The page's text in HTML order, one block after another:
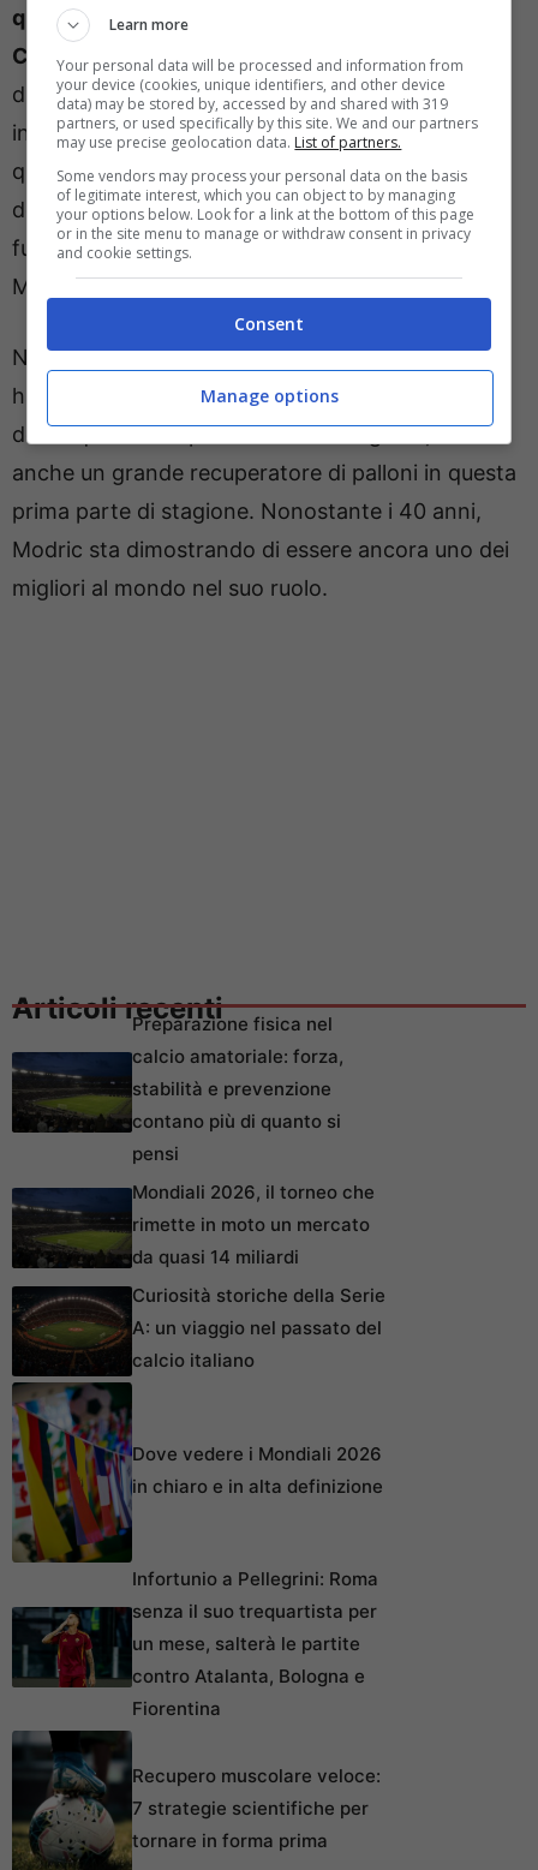
qualificazione o meno del Milan alla prossima
Champions League . L’ex Real Madrid vorrebbe
disputare, almeno una volta, la maggiore coppa
internazionale con la maglia della squadra della
quale era tifoso da bambino. Nel caso in cui
dovesse giungere l’accesso tra le prime quattro, il
futuro di Modric potrebbe essere ancora a
Milanello.
Notizie chenon confortano i tifosi del Milanche
hanno paura di poter perdere quello che è il faro
della squadra dal punto di vista del gioco, ma
anche un grande recuperatore di palloni in questa
prima parte di stagione. Nonostante i 40 anni,
Modric sta dimostrando di essere ancora uno dei
migliori al mondo nel suo ruolo.
Articoli recentiPreparazione fisica nel
calcio amatoriale: forza,
stabilità e prevenzione
contano più di quanto si
pensi
Mondiali 2026, il torneo che
rimette in moto un mercato
da quasi 14 miliardi
Curiosità storiche della Serie
A: un viaggio nel passato del
calcio italiano
Dove vedere i Mondiali 2026
in chiaro e in alta definizione
Infortunio a Pellegrini: Roma
senza il suo trequartista per
un mese, salterà le partite
contro Atalanta, Bologna e
Fiorentina
Recupero muscolare veloce:
7 strategie scientifiche per
tornare in forma prima
Learn more
Your personal data will be processed and information from
your device (cookies, unique identifiers, and other device
data) may be stored by, accessed by and shared with 319
partners, or used specifically by this site. We and our partners
may use precise geolocation data. List of partners.
Some vendors may process your personal data on the basis
of legitimate interest, which you can object to by managing
your options below. Look for a link at the bottom of this page
or in the site menu to manage or withdraw consent in privacy
and cookie settings.
Consent
Manage options